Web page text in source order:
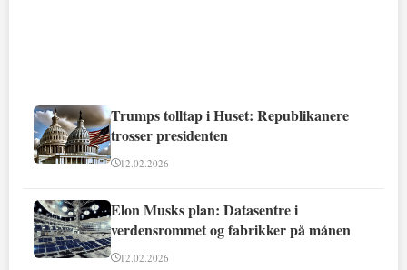
Trumps tolltap i Huset: Republikanere
trosser presidenten
12.02.2026
Elon Musks plan: Datasentre i
verdensrommet og fabrikker på månen
12.02.2026